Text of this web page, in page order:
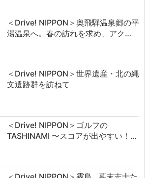
＜Drive! NIPPON＞奥飛騨温泉郷の平
湯温泉へ。春の訪れを求め、アク…
＜Drive! NIPPON＞世界遺産・北の縄
文遺跡群を訪ねて
＜Drive! NIPPON＞ゴルフの
TASHINAMI 〜スコアが出やすい！…